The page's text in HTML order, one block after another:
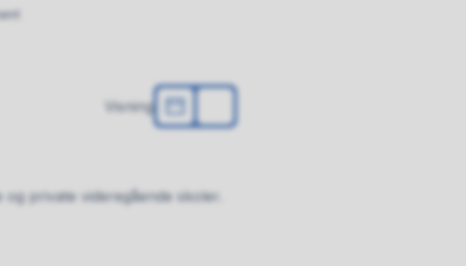
Visning
private videregående skoler.